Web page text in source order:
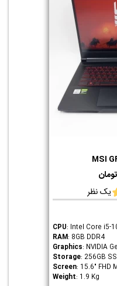
MSI
یک نظر
CPU: Intel Core i5-
RAM: 8GB DDR4
Graphics: NVIDIA
Storage: 256GB
Screen: 15.6" FHD
Weight: 1.9 Kg